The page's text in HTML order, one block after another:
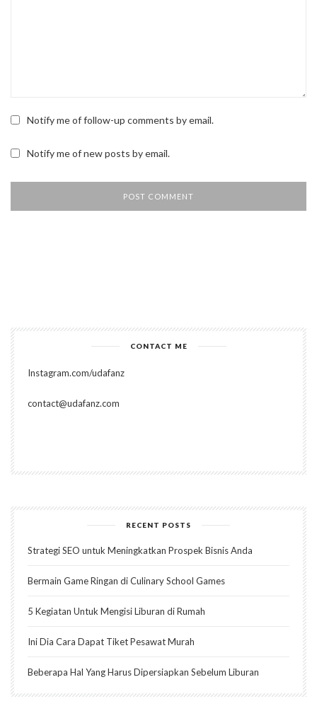
Notify me of follow-up comments by email.
Notify me of new posts by email.
CONTACT ME
Instagram.com/udafanz
contact@udafanz.com
RECENT POSTS
Strategi SEO untuk Meningkatkan Prospek Bisnis Anda
Bermain Game Ringan di Culinary School Games
5 Kegiatan Untuk Mengisi Liburan di Rumah
Ini Dia Cara Dapat Tiket Pesawat Murah
Beberapa Hal Yang Harus Dipersiapkan Sebelum Liburan